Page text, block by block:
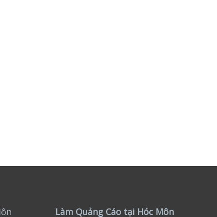
Làm Quảng Cáo tại Hóc Môn